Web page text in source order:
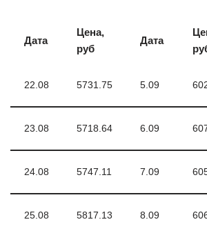
Дата
Цена,
руб
Дата
22.08 5731.75 5.09
23.08 5718.64 6.09
24.08 5747.11 7.09
25.08 5817.13 8.09